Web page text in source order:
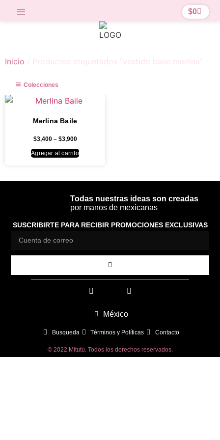
$0
Inicio / Productos etiquetados “vestido baile merlina”
Colecciones
Merlina Baile
$3,400 – $3,900
Agregar al carrito
Todas nuestras ideas son creadas
por manos de mexicanas
SUSCRIBIRTE PARA RECIBIR PROMOCIONES EXCLUSIVAS
México
Busqueda Términos y Políticas Contacto
© 2022 Mitutú. Todos los derechos reservados.